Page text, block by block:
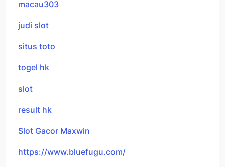
macau303
judi slot
situs toto
togel hk
slot
result hk
Slot Gacor Maxwin
https://www.bluefugu.com/